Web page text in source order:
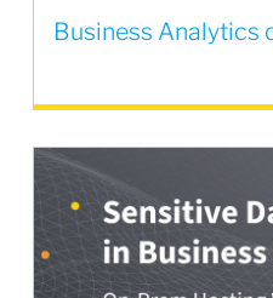
Business Analytics